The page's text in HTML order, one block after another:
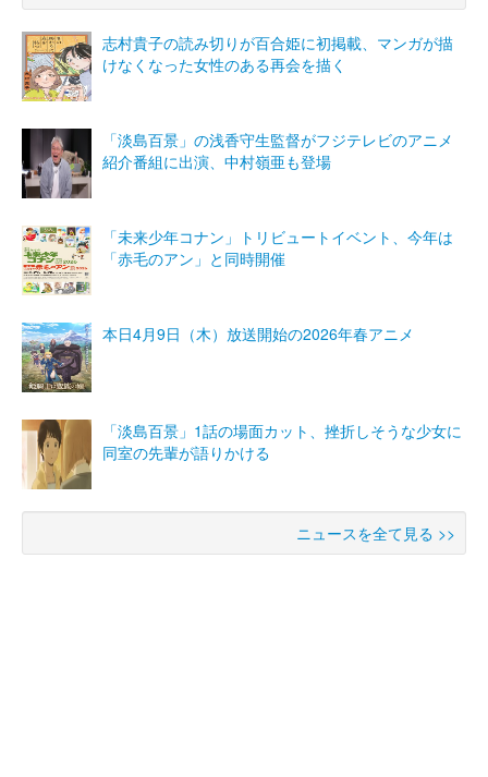
志村貴子の読み切りが百合姫に初掲載、マンガが描
けなくなった女性のある再会を描く
「淡島百景」の浅香守生監督がフジテレビのアニメ
紹介番組に出演、中村嶺亜も登場
「未来少年コナン」トリビュートイベント、今年は
「赤毛のアン」と同時開催
本日4月9日（木）放送開始の2026年春アニメ
「淡島百景」1話の場面カット、挫折しそうな少女に
同室の先輩が語りかける
ニュースを全て見る >>